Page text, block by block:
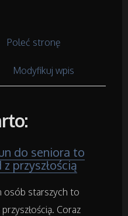
AGD
Poleć stronę
Modyfikuj wpis
do seniora to
przyszłością
osób starszych to
Coraz